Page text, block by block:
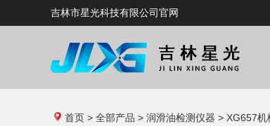
吉林市星光科技有限公司官网
首页 > 全部产品 > 润滑油检测仪器 > XG657机